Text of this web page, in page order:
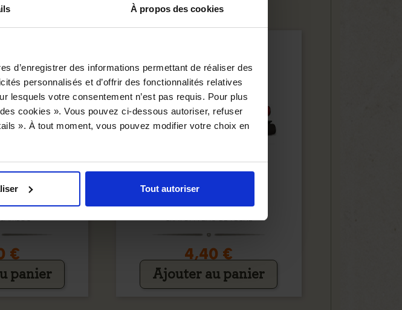
À propos des cookies
d’enregistrer des informations permettant de réaliser des
personnalisés et d’offrir des fonctionnalités relatives
lesquels votre consentement n’est pas requis. Pour plus
cookies ». Vous pouvez ci-dessous autoriser, refuser
». À tout moment, vous pouvez modifier votre choix en
Tout autoriser
BAMBOU
€
panier
CRAYON PEAU DE PÊCHE
4,40 €
Ajouter au panier